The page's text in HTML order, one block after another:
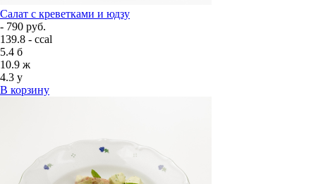
Салат с креветками и юдзу
- 790 руб.
139.8 - ccal
5.4 б
10.9 ж
4.3 у
В корзину